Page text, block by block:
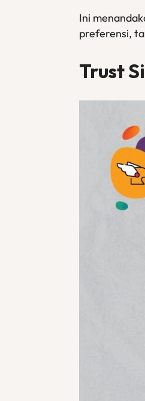
Ini
preferensi,
Trust